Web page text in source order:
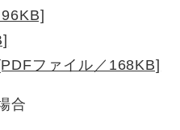
ファイル／168KB]
合